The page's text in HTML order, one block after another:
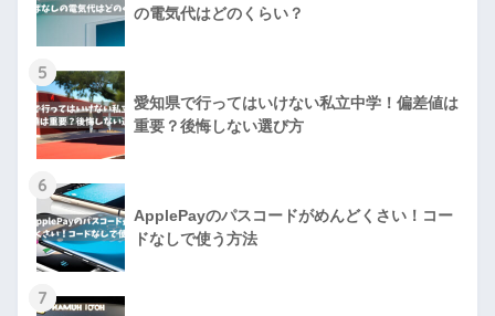
の電気代はどのくらい？
5
愛知県で行ってはいけない私立中学！偏差値は
重要？後悔しない選び方
6
ApplePayのパスコードがめんどくさい！コー
ドなしで使う方法
7